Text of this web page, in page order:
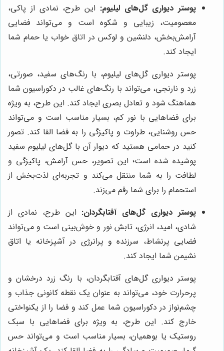
پوستر دیواری گل‌های لیلیوم: این طرح، نمادی از پاکی،
معصومیت، زیبایی و شکوه است و می‌تواند فضایی
آرامش‌بخش، دلنشین و لوکس در اتاق خواب یا حمام شما
ایجاد کند.
پوستر دیواری گل‌های لیلیوم، با رنگ‌های سفید، صورتی،
زرد و نارنجی، می‌تواند با رنگ‌های غالب در دکوراسیون شما
هماهنگ شود و تعادل بصری ایجاد کند. این طرح، به ویژه
برای فضاهایی با نور کم، بسیار مناسب است و می‌تواند
حس روشنایی، طراوت و پاکیزگی را به فضا القا کند. تصور
کنید در حمامی هستید که دیوار آن با گل‌های لیلیوم سفید
پوشیده شده است؛ این تصویر، حس آرامش، پاکیزگی و
لطافت را به شما منتقل می‌کند و تجربه‌ای لذت‌بخش از
استحمام را برای شما رقم می‌زند.
پوستر دیواری گل‌های آفتابگردان: این طرح، نمادی از
شادی، امید، انرژی، تابش نور و خوش‌بینی است و می‌تواند
فضایی پرنشاط، سرزنده و پرانرژی در آشپزخانه یا اتاق
نشیمن شما ایجاد کند.
پوستر دیواری گل‌های آفتابگردان، با رنگ زرد درخشان و
پرحرارت خود، می‌تواند به عنوان یک نقطه کانونی جذاب و
چشم‌نواز در دکوراسیون شما عمل کند و فضا را از یکنواختی
خارج کند. این طرح، به ویژه برای فضاهایی با سبک
روستیک یا بوهمیان، بسیار مناسب است و می‌تواند حس